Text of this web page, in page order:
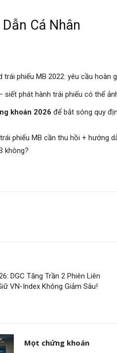
Cá Nhân
trái phiếu MB 2022: yêu cầu hoàn
siết phát hành trái phiếu có thể
khoán 2026 để bắt sóng quy
phiếu MB cần thu hồi + hướng
không?
DGC Tăng Trần 2 Phiên Liên
VN-Index Không Giảm Sâu!
Mọt chứng khoán